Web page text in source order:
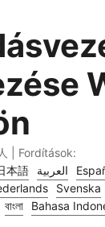
| Fordítások:
本語 العربية
Svenska
বাংলা Bahasa